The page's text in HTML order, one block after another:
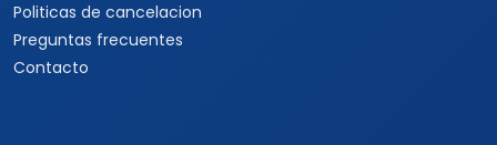
Politicas de cancelacion
Preguntas frecuentes
Contacto